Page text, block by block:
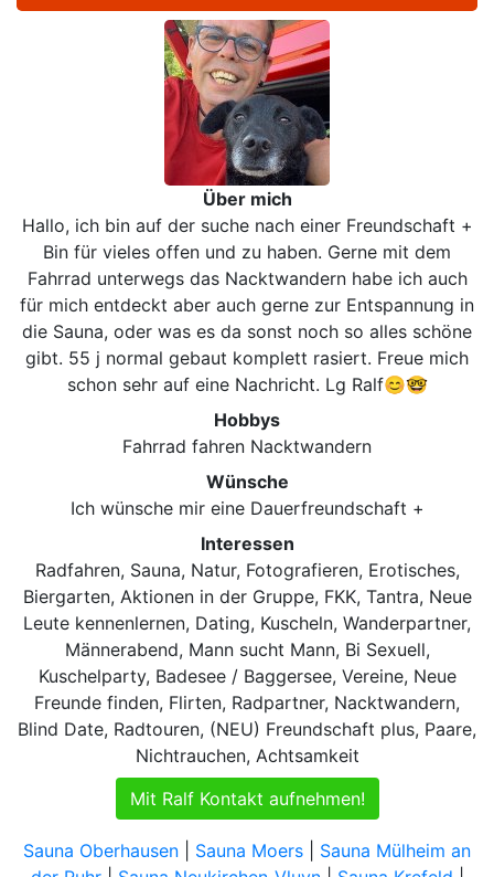
Über mich
Hallo, ich bin auf der suche nach einer Freundschaft +
Bin für vieles offen und zu haben. Gerne mit dem
Fahrrad unterwegs das Nacktwandern habe ich auch
für mich entdeckt aber auch gerne zur Entspannung in
die Sauna, oder was es da sonst noch so alles schöne
gibt. 55 j normal gebaut komplett rasiert. Freue mich
schon sehr auf eine Nachricht. Lg Ralf😊🤓
Hobbys
Fahrrad fahren Nacktwandern
Wünsche
Ich wünsche mir eine Dauerfreundschaft +
Interessen
Radfahren, Sauna, Natur, Fotografieren, Erotisches,
Biergarten, Aktionen in der Gruppe, FKK, Tantra, Neue
Leute kennenlernen, Dating, Kuscheln, Wanderpartner,
Männerabend, Mann sucht Mann, Bi Sexuell,
Kuschelparty, Badesee / Baggersee, Vereine, Neue
Freunde finden, Flirten, Radpartner, Nacktwandern,
Blind Date, Radtouren, (NEU) Freundschaft plus, Paare,
Nichtrauchen, Achtsamkeit
Mit Ralf Kontakt aufnehmen!
Sauna Oberhausen Sauna Moers
Sauna Mülheim an